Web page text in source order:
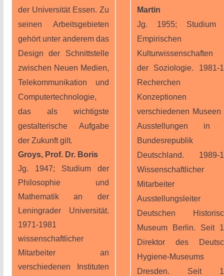
der Universität Essen. Zu
seinen Arbeitsgebieten
gehört unter anderem das
Design der Schnittstelle
zwischen Neuen Medien,
Telekommunikation und
Computertechnologie,
das als wichtigste
gestalterische Aufgabe
der Zukunft gilt.
Groys, Prof. Dr. Boris
Jg. 1947; Studium der
Philosophie und
Mathematik an der
Leningrader Universität.
1971-1981
wissenschaftlicher
Mitarbeiter an
verschiedenen Instituten
Martin
Jg. 1955; Studium
Empirischen
Kulturwissenschaften
der Soziologie. 1981-
Recherchen
Konzeptionen
verschiedenen Museen
Ausstellungen in
Bundesrepublik
Deutschland. 1989-
Wissenschaftlicher
Mitarbeiter
Ausstellungsleiter
Deutschen
Museum Berlin. Seit
Direktor des
Hygiene-
Dresden. Seit